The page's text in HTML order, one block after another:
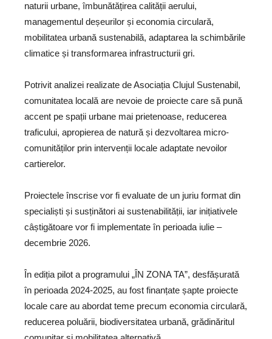
naturii urbane, îmbunătățirea calității aerului,
managementul deșeurilor și economia circulară,
mobilitatea urbană sustenabilă, adaptarea la schimbările
climatice și transformarea infrastructurii gri.
Potrivit analizei realizate de Asociația Clujul Sustenabil,
comunitatea locală are nevoie de proiecte care să pună
accent pe spații urbane mai prietenoase, reducerea
traficului, apropierea de natură și dezvoltarea micro-
comunităților prin intervenții locale adaptate nevoilor
cartierelor.
Proiectele înscrise vor fi evaluate de un juriu format din
specialiști și susținători ai sustenabilității, iar inițiativele
câștigătoare vor fi implementate în perioada iulie –
decembrie 2026.
În ediția pilot a programului „ÎN ZONA TA”, desfășurată
în perioada 2024-2025, au fost finanțate șapte proiecte
locale care au abordat teme precum economia circulară,
reducerea poluării, biodiversitatea urbană, grădinăritul